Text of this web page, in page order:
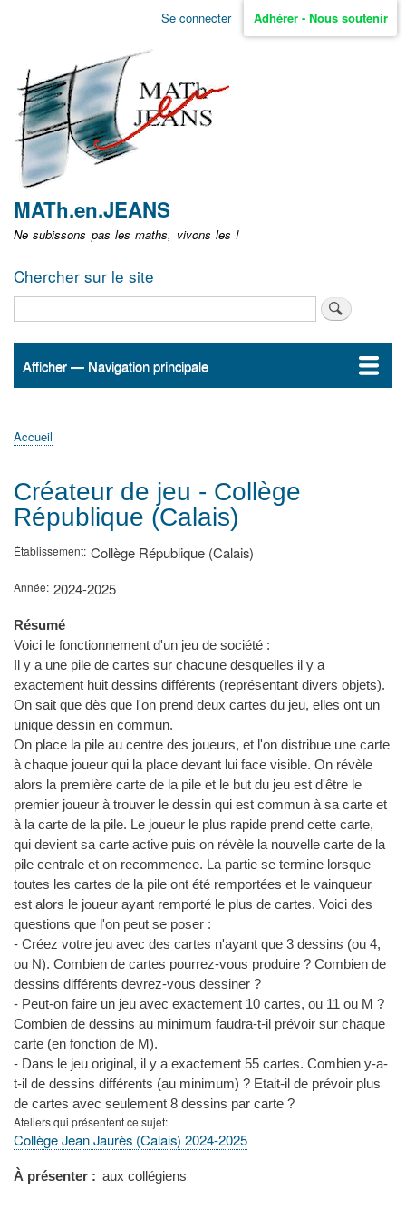
Aller
non
identifié
Se connecter Adhérer - Nous soutenir
MATh.en.JEANS
Ne subissons pas les maths, vivons les !
Chercher sur le site
Navigation
Afficher — Navigation principale
Accueil
ActualitésMATh.en.JEANS ?
Régions et Ateliers
Créer, gérer un atelier
Sujets/Publications
Congrès
d'Ariane
Accueil
Créateur de jeu - Collège
République (Calais)
Établissement Collège République (Calais)
Année 2024-2025
Résumé
Voici le fonctionnement d'un jeu de société :
Il y a une pile de cartes sur chacune desquelles il y a
exactement huit dessins différents (représentant divers objets).
On sait que dès que l'on prend deux cartes du jeu, elles ont un
unique dessin en commun.
On place la pile au centre des joueurs, et l'on distribue une carte
à chaque joueur qui la place devant lui face visible. On révèle
alors la première carte de la pile et le but du jeu est d'être le
premier joueur à trouver le dessin qui est commun à sa carte et
à la carte de la pile. Le joueur le plus rapide prend cette carte,
qui devient sa carte active puis on révèle la nouvelle carte de la
pile centrale et on recommence. La partie se termine lorsque
toutes les cartes de la pile ont été remportées et le vainqueur
est alors le joueur ayant remporté le plus de cartes. Voici des
questions que l'on peut se poser :
- Créez votre jeu avec des cartes n'ayant que 3 dessins (ou 4,
ou N). Combien de cartes pourrez-vous produire ? Combien de
dessins différents devrez-vous dessiner ?
- Peut-on faire un jeu avec exactement 10 cartes, ou 11 ou M ?
Combien de dessins au minimum faudra-t-il prévoir sur chaque
carte (en fonction de M).
- Dans le jeu original, il y a exactement 55 cartes. Combien y-a-
t-il de dessins différents (au minimum) ? Etait-il de prévoir plus
de cartes avec seulement 8 dessins par carte ?
Ateliers qui présentent ce sujet
Collège Jean Jaurès (Calais) 2024-2025
À présenter aux collégiens